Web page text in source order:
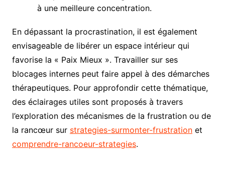
à une meilleure concentration.
En dépassant la procrastination, il est également
envisageable de libérer un espace intérieur qui
favorise la « Paix Mieux ». Travailler sur ses
blocages internes peut faire appel à des démarches
thérapeutiques. Pour approfondir cette thématique,
des éclairages utiles sont proposés à travers
l’exploration des mécanismes de la frustration ou de
la rancœur sur strategies-surmonter-frustrationet
comprendre-rancoeur-strategies.